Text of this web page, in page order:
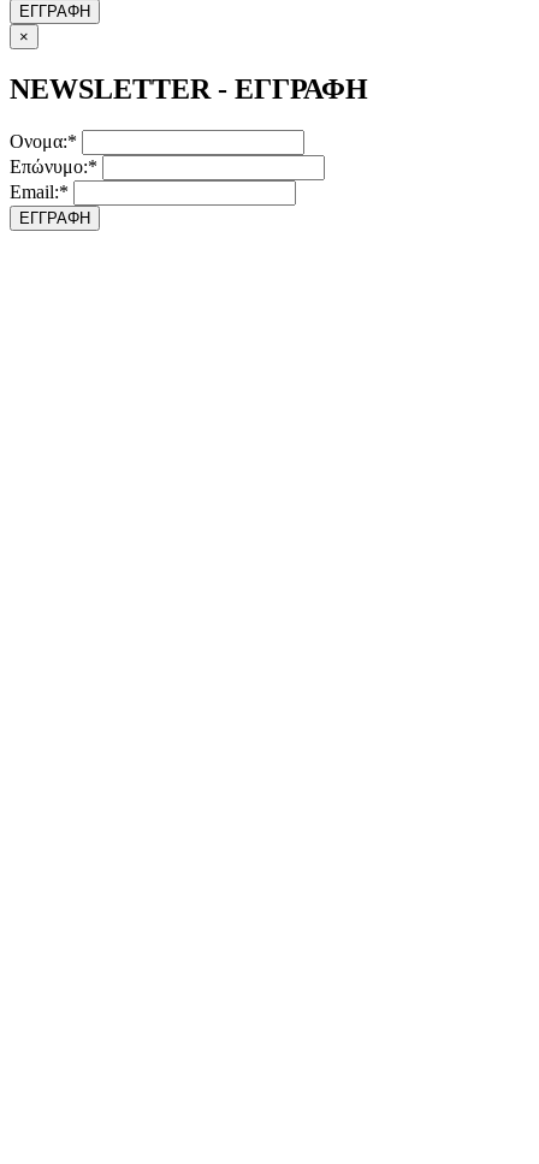
ΕΓΓΡΑΦΗ
×
NEWSLETTER - ΕΓΓΡΑΦΗ
Ονομα:*
Επώνυμο:*
Email:*
ΕΓΓΡΑΦΗ